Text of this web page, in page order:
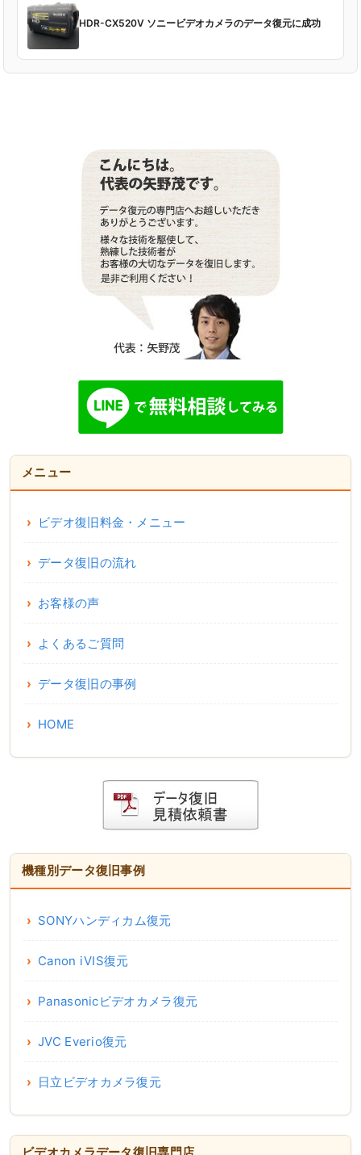
HDR-CX520V ソニービデオカメラのデータ復元に成功
メニュー
ビデオ復旧料金・メニュー
データ復旧の流れ
お客様の声
よくあるご質問
データ復旧の事例
HOME
機種別データ復旧事例
SONYハンディカム復元
Canon iVIS復元
Panasonicビデオカメラ復元
JVC Everio復元
日立ビデオカメラ復元